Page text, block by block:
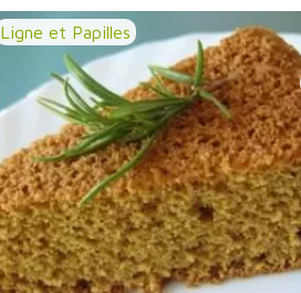
Ligne et Papilles